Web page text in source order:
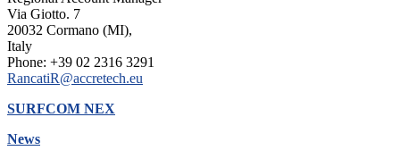
Via Giotto. 7
20032 Cormano (MI),
Italy
Phone: +39 02 2316 3291
RancatiR@accretech.eu
SURFCOM NEX
News